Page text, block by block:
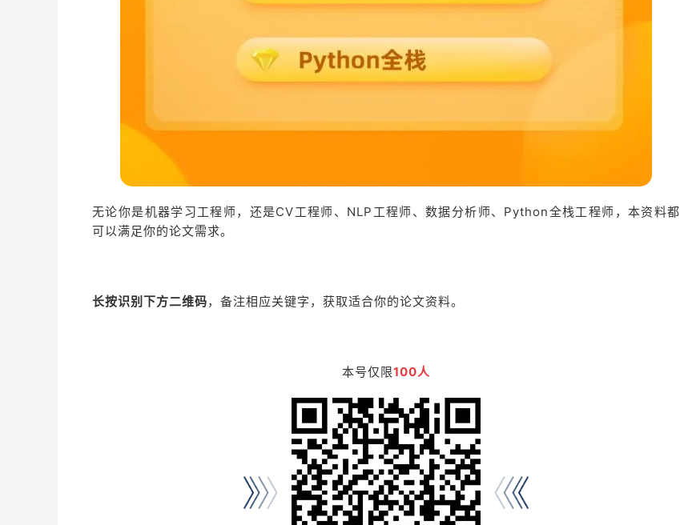
无论你是机器学习工程师，还是CV工程师、NLP工程师、数据分析师、Python全栈工程师，本资料都
可以满足你的论文需求。
长按识别下方二维码，备注相应关键字，获取适合你的论文资料。
本号仅限100人